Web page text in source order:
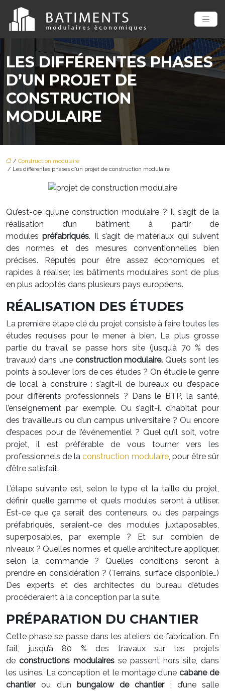
LES DIFFÉRENTES PHASES
D’UN PROJET DE
CONSTRUCTION
MODULAIRE
/ Construction modulaire
/ Les différentes phases d’un projet de construction modulaire
Qu’est-ce qu’une construction modulaire ? Il s’agit de la
réalisation d’un bâtiment à partir de
modulespréfabriqués. Il s’agit de matériaux qui suivent
des normes et des mesures conventionnelles bien
précises. Réputés pour être assez économiques et
rapides à réaliser, les bâtiments modulaires sont de plus
en plus adoptés dans plusieurs pays européens.
RÉALISATION DES ÉTUDES
La première étape clé du projet consiste à faire toutes les
études requises pour le mener à bien. La plus grosse
partie du travail se passe hors site (jusqu’à 70 % des
travaux) dans une construction modulaire. Quels sont les
points à soulever lors de ces études ? On étudie le genre
de local à construire : s’agit-il de bureaux ou d’espace
pour différents professionnels ? Dans le BTP, la santé,
l’enseignement par exemple. Ou s’agit-il d’habitat pour
des travailleurs ou d’un campus universitaire ? Ou encore
d’espaces pour de l’évènementiel ? Quel qu’il soit, votre
projet, il est préférable de vous tourner vers les
professionnels de laconstruction modulaire, pour être sûr
d’être satisfait.
L’étape suivante est, selon le type et la taille du projet,
définir quelle gamme et quels modules seront à utiliser.
Est-ce que ça serait des conteneurs, ou des parpaings
préfabriqués, seraient-ce des modules juxtaposables,
superposables, par exemple ? Et sur combien de
niveaux ? Quelles normes et quelle architecture appliquer,
selon la commande ? Quelles conditions seront à
prendre en considération ? (Terrains, surface disponible…)
Des experts et des architectes du bureau d’études
procéderaient à la conception par la suite.
PRÉPARATION DU CHANTIER
Cette phase se passe dans les ateliers de fabrication. En
fait, jusqu’à 80 % des travaux sur les projets
de constructions modulaires se passent hors site, dans
les usines. La conception et le montage d’unecabane de
chantierou d’un bungalow de chantier; d’une salle